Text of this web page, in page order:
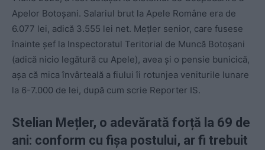
Apelor Botoșani. Salariul brut la Apele Române era de
6.077 lei, adică 3.555 lei net. Mețler senior, care fusese
înainte șef la Inspectoratul Teritorial de Muncă Botoșani
(adică nicio legătură cu Apele), avea și o pensie bunicică,
așa că mica învârteală a fiului îi rotunjea veniturile lunare
la 6-7.000 de lei, după cum scrie Reporter IS.
Stelian Mețler, o adevărată forță la 69 de
ani: conform cu fișa postului, ar fi trebuit